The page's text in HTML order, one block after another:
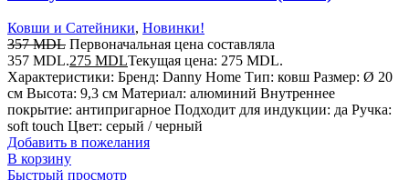
Ковши и Сатейники, Новинки!
357MDL Первоначальная цена составляла
357 MDL.275 MDLТекущая цена: 275 MDL.
Характеристики: Бренд: Danny Home Тип: ковш Размер: Ø 20
см Высота: 9,3 см Материал: алюминий Внутреннее
покрытие: антипригарное Подходит для индукции: да Ручка:
soft touch Цвет: серый / черный
Добавить в пожелания
В корзину
Быстрый просмотр